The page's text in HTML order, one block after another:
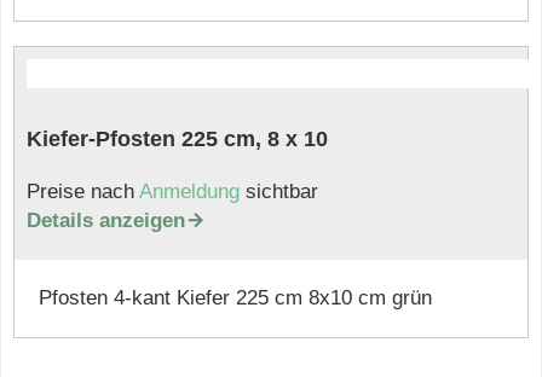
Kiefer-Pfosten 225 cm, 8 x 10
Preise nach Anmeldung sichtbar
Details anzeigen
Pfosten 4-kant Kiefer 225 cm 8x10 cm grün